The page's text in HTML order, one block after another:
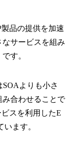
品の提供を加速
サービスを組み
す。
よりも小さ
合わせることで
スを利用したE
ます。